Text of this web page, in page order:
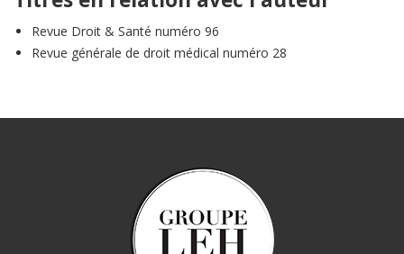
Revue Droit & Santé numéro 96
Revue générale de droit médical numéro 28